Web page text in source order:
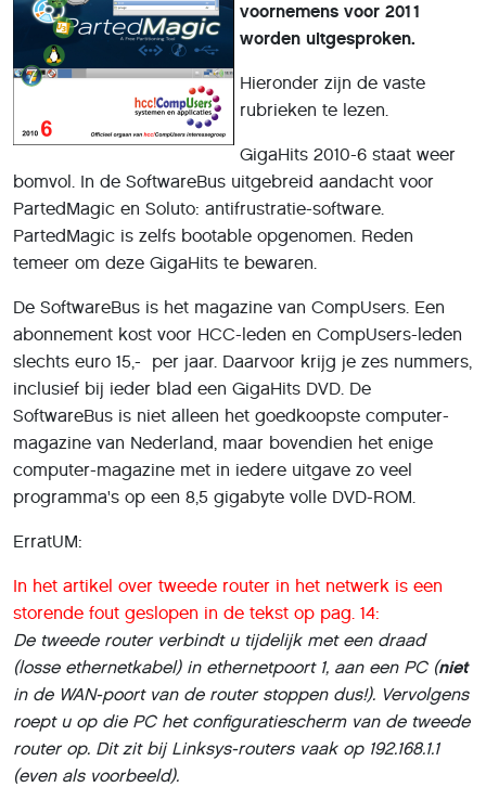
voornemens voor 2011
worden uitgesproken.
Hieronder zijn de vaste
rubrieken te lezen.
GigaHits 2010-6 staat weer
bomvol. In de SoftwareBus uitgebreid aandacht voor
PartedMagic en Soluto: antifrustratie-software.
PartedMagic is zelfs bootable opgenomen. Reden
temeer om deze GigaHits te bewaren.
De SoftwareBus is het magazine van CompUsers. Een
abonnement kost voor HCC-leden en CompUsers-leden
slechts euro 15,- per jaar. Daarvoor krijg je zes nummers,
inclusief bij ieder blad een GigaHits DVD. De
SoftwareBus is niet alleen het goedkoopste computer-
magazine van Nederland, maar bovendien het enige
computer-magazine met in iedere uitgave zo veel
programma's op een 8,5 gigabyte volle DVD-ROM.
ErratUM:
In het artikel over tweede router in het netwerk is een
storende fout geslopen in de tekst op pag. 14:
De tweede router verbindt u tijdelijk met een draad
(losse ethernetkabel) in ethernetpoort 1, aan een PC (niet
in de WAN-poort van de router stoppen dus!). Vervolgens
roept u op die PC het configuratiescherm van de tweede
router op. Dit zit bij Linksys-routers vaak op 192.168.1.1
(even als voorbeeld).